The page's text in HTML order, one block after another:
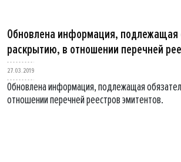
Обновлена информация, подлежащая
раскрытию, в отношении перечней
27.03.2019
Обновлена информация, подлежащая
отношении перечней реестров эмитентов.